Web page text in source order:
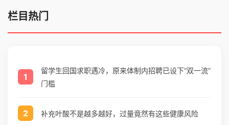
栏目热门
1
留学生回国求职遇冷，原来体制内招聘已设下“双一流”
门槛
2 补充叶酸不是越多越好，过量竟然有这些健康风险